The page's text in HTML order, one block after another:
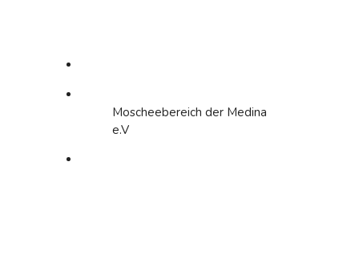
Moscheebereich der Medina
e.V